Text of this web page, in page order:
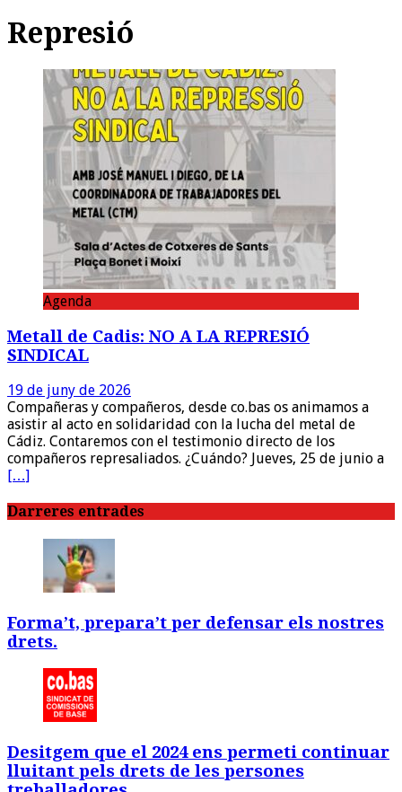
Represió
Agenda
Metall de Cadis: NO A LA REPRESIÓ
SINDICAL
19 de juny de 2026
Compañeras y compañeros, desde co.bas os animamos a
asistir al acto en solidaridad con la lucha del metal de
Cádiz. Contaremos con el testimonio directo de los
compañeros represaliados. ¿Cuándo? Jueves, 25 de junio a
[…]
Darreres entrades
Forma’t, prepara’t per defensar els nostres
drets.
Desitgem que el 2024 ens permeti continuar
lluitant pels drets de les persones